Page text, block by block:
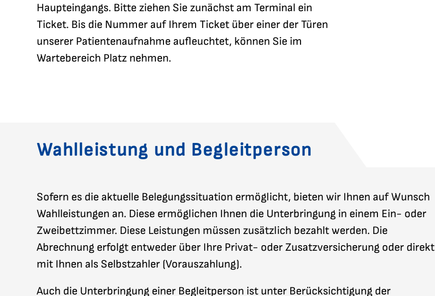
Haupteingangs. Bitte ziehen Sie zunächst am Terminal ein
Ticket. Bis die Nummer auf Ihrem Ticket über einer der Türen
unserer Patientenaufnahme aufleuchtet, können Sie im
Wartebereich Platz nehmen.
Wahlleistung und Begleitperson
Sofern es die aktuelle Belegungssituation ermöglicht, bieten wir Ihnen auf Wunsch
Wahlleistungen an. Diese ermöglichen Ihnen die Unterbringung in einem Ein- oder
Zweibettzimmer. Diese Leistungen müssen zusätzlich bezahlt werden. Die
Abrechnung erfolgt entweder über Ihre Privat- oder Zusatzversicherung oder direkt
mit Ihnen als Selbstzahler (Vorauszahlung).
Auch die Unterbringung einer Begleitperson ist unter Berücksichtigung der